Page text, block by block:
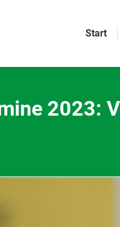
Start
2023: